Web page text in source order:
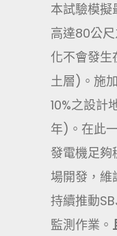
本試驗模擬
高達80公
化不會發生
土層)。施
10%之設計
年)。在此
發電機足夠
場開發，維
持續推動
監測作業。